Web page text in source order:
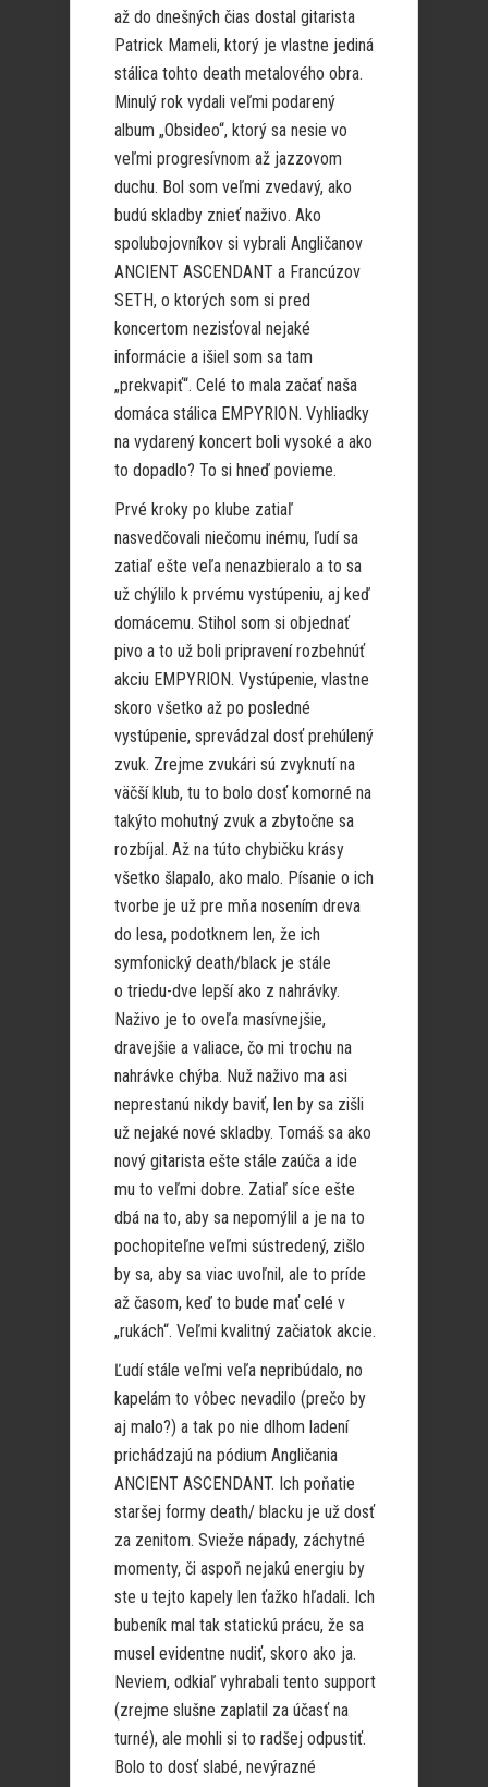
až do dnešných čias dostal gitarista
Patrick Mameli, ktorý je vlastne jediná
stálica tohto death metalového obra.
Minulý rok vydali veľmi podarený
album „Obsideo“, ktorý sa nesie vo
veľmi progresívnom až jazzovom
duchu. Bol som veľmi zvedavý, ako
budú skladby znieť naživo. Ako
spolubojovníkov si vybrali Angličanov
ANCIENT ASCENDANT a Francúzov
SETH, o ktorých som si pred
koncertom nezisťoval nejaké
informácie a išiel som sa tam
„prekvapiť“. Celé to mala začať naša
domáca stálica EMPYRION. Vyhliadky
na vydarený koncert boli vysoké a ako
to dopadlo? To si hneď povieme.
Prvé kroky po klube zatiaľ
nasvedčovali niečomu inému, ľudí sa
zatiaľ ešte veľa nenazbieralo a to sa
už chýlilo k prvému vystúpeniu, aj keď
domácemu. Stihol som si objednať
pivo a to už boli pripravení rozbehnúť
akciu EMPYRION. Vystúpenie, vlastne
skoro všetko až po posledné
vystúpenie, sprevádzal dosť prehúlený
zvuk. Zrejme zvukári sú zvyknutí na
väčší klub, tu to bolo dosť komorné na
takýto mohutný zvuk a zbytočne sa
rozbíjal. Až na túto chybičku krásy
všetko šlapalo, ako malo. Písanie o ich
tvorbe je už pre mňa nosením dreva
do lesa, podotknem len, že ich
symfonický death/black je stále
o triedu-dve lepší ako z nahrávky.
Naživo je to oveľa masívnejšie,
dravejšie a valiace, čo mi trochu na
nahrávke chýba. Nuž naživo ma asi
neprestanú nikdy baviť, len by sa zišli
už nejaké nové skladby. Tomáš sa ako
nový gitarista ešte stále zaúča a ide
mu to veľmi dobre. Zatiaľ síce ešte
dbá na to, aby sa nepomýlil a je na to
pochopiteľne veľmi sústredený, zišlo
by sa, aby sa viac uvoľnil, ale to príde
až časom, keď to bude mať celé v
„rukách“. Veľmi kvalitný začiatok akcie.
Ľudí stále veľmi veľa nepribúdalo, no
kapelám to vôbec nevadilo (prečo by
aj malo?) a tak po nie dlhom ladení
prichádzajú na pódium Angličania
ANCIENT ASCENDANT. Ich poňatie
staršej formy death/ blacku je už dosť
za zenitom. Svieže nápady, záchytné
momenty, či aspoň nejakú energiu by
ste u tejto kapely len ťažko hľadali. Ich
bubeník mal tak statickú prácu, že sa
musel evidentne nudiť, skoro ako ja.
Neviem, odkiaľ vyhrabali tento support
(zrejme slušne zaplatil za účasť na
turné), ale mohli si to radšej odpustiť.
Bolo to dosť slabé, nevýrazné